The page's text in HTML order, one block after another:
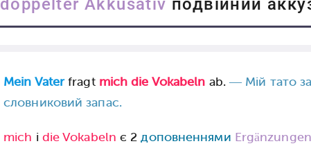
doppelter Akkusativ подвійний
Mein Vaterfragt mich die Vokabeln ab. — Мій тато
словниковий запас.
mich і die Vokabeln є 2доповненнями Ergänzungen